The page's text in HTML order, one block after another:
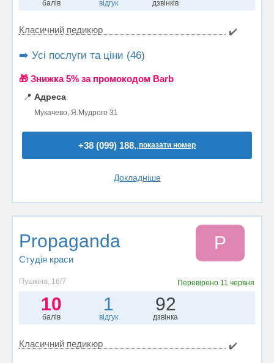
балів відгук дзвінків
Класичний педикюр ✔️
➡️ Усі послуги та ціни (46)
🎁 Знижка 5% за промокодом Barb
📍 Адреса
Мукачево, Я.Мудрого 31
+38 (099) 188..показати номер
Докладніше
Propaganda
Студія краси
P
Пушкіна, 16/7 Перевірено 11 червня
10
балів
1
відгук
92
дзвінка
Класичний педикюр ✔️